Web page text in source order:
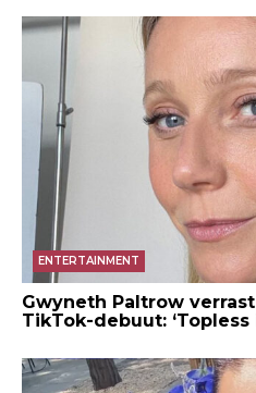
ENTERTAINMENT
Gwyneth Paltrow
TikTok-debuut: